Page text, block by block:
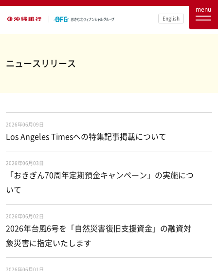
English
menu
ニュースリリース
2026年06月09日
Los Angeles Timesへの特集記事掲載について
2026年06月03日
「おきぎん70周年定期預金キャンペーン」の実施につ
いて
2026年06月02日
2026年台風6号を「自然災害復旧支援資金」の融資対
象災害に指定いたします
2026年06月01日